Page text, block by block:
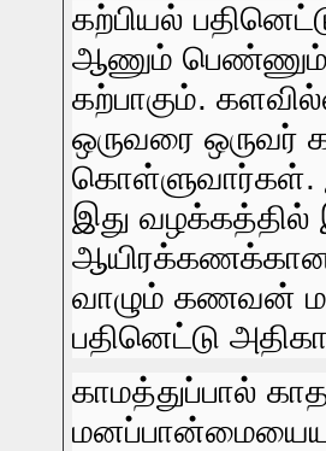
கற்பியல்‌
ஆணும்‌ பெண்ணும்‌
கற்பாகும்‌.
ஒருவரை ஒருவர்‌
கொள்ளுவார்கள்‌.
இது
வாழும்‌ கணவன்‌
பதினெட்டு
காமத்துப்பால்‌